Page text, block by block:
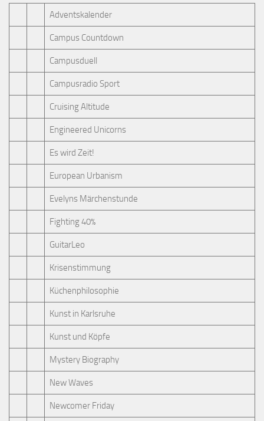
Adventskalender
Campus Countdown
Campusduell
Campusradio Sport
Cruising Altitude
Engineered Unicorns
Es wird Zeit!
European Urbanism
Evelyns Märchenstunde
Fighting 40%
GuitarLeo
Krisenstimmung
Küchenphilosophie
Kunst in Karlsruhe
Kunst und Köpfe
Mystery Biography
New Waves
Newcomer Friday